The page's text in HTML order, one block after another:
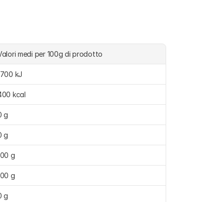
medi per 100g di prodotto
kJ
kcal
g
g
g
g
g